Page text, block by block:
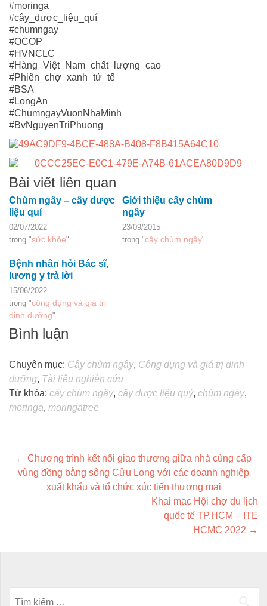
#moringa
#cây_dược_liệu_quí
#chumngay
#OCOP
#HVNCLC
#Hàng_Việt_Nam_chất_lượng_cao
#Phiên_chợ_xanh_tử_tế
#BSA
#LongAn
#ChumngayVuonNhaMinh
#BvNguyenTriPhuong
Bài viết liên quan
Chùm ngây – cây dược
liệu quí
02/07/2022
trong "sức khỏe"
Giới thiệu cây chùm
ngây
23/09/2015
trong "cây chùm ngây"
Bệnh nhân hỏi Bác sĩ,
lương y trả lời
15/06/2022
trong "công dụng và giá trị
dinh dưỡng"
Bình luận
Chuyên mục: Cây chùm ngây, Công dụng và giá trị dinh
dưỡng, Tài liệu nghiên cứu
Từ khóa: cây chùm ngây, cây dược liệu quý, chùm ngây,
moringa, moringatree
Post navigation
← Chương trình kết nối giao thương giữa nhà cùng cấp
vùng đồng bằng sông Cửu Long với các doanh nghiệp
xuất khẩu và tổ chức xúc tiến thương mại
Khai mạc Hội chợ du lịch
quốc tế TP.HCM – ITE
HCMC 2022 →